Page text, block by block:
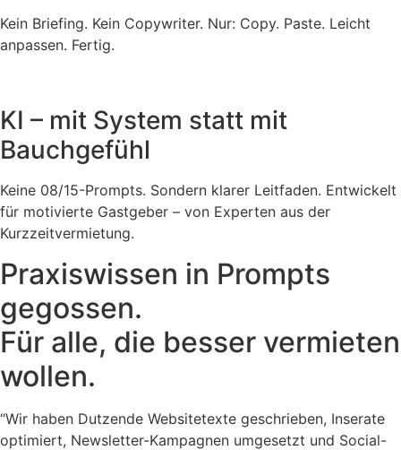
Kein Briefing. Kein Copywriter. Nur: Copy. Paste. Leicht
anpassen. Fertig.
KI – mit System statt mit
Bauchgefühl
Keine 08/15-Prompts. Sondern klarer Leitfaden. Entwickelt
für motivierte Gastgeber – von Experten aus der
Kurzzeitvermietung.
Praxiswissen in Prompts
gegossen.
Für alle, die besser vermieten
wollen.
“Wir haben Dutzende Websitetexte geschrieben, Inserate
optimiert, Newsletter-Kampagnen umgesetzt und Social-